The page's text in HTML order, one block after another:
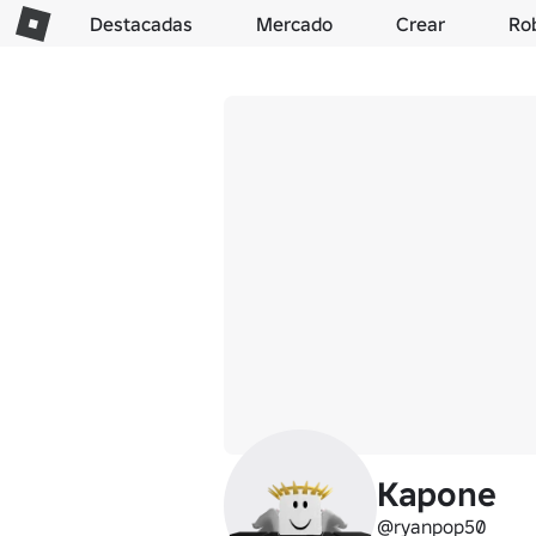
Destacadas Mercado Crear
Kapone
@ryanpop50